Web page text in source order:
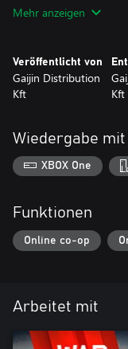
Mit einem Premium-
Wird gleichzeitig ein
die Boni.
oder sie das enthaltene
Mehr anzeigen
Veröffentlicht von
Gaijin Distribution
Kft
Kft
Wiedergabe mit
XBOX One
Funktionen
Online co-op
Arbeitet mit